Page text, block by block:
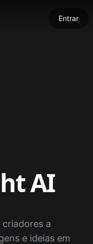
Entrar
AI
criadores a
e ideias em